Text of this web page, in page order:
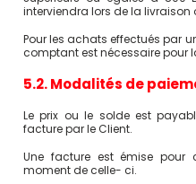
interviendra lors de la
Pour les achats effectués par
comptant est nécessaire
5.2. Modalités de
Le prix ou le solde est
facture par le Client.
Une facture est émise pour
moment de celle- ci.